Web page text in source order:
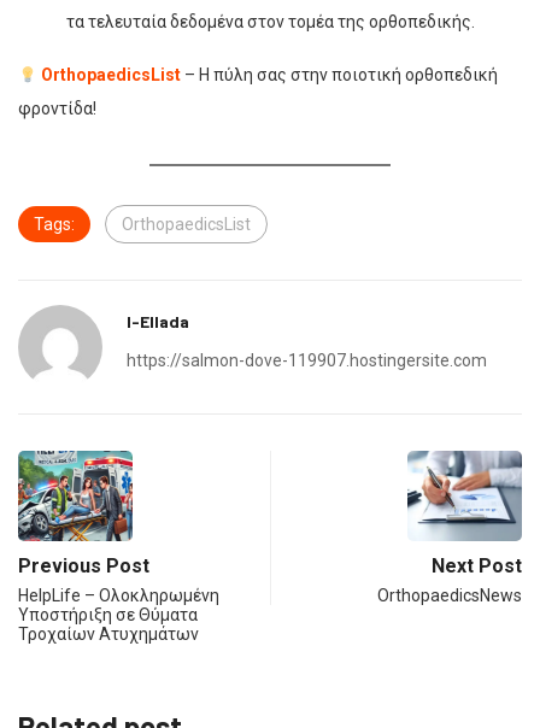
τα τελευταία δεδομένα στον τομέα της ορθοπεδικής.
OrthopaedicsList– Η πύλη σας στην ποιοτική ορθοπεδική
φροντίδα!
Tags: OrthopaedicsList
I-Ellada
https://salmon-dove-119907.hostingersite.com
Previous Post
HelpLife – Ολοκληρωμένη
Υποστήριξη σε Θύματα
Τροχαίων Ατυχημάτων
Next Post
OrthopaedicsNews